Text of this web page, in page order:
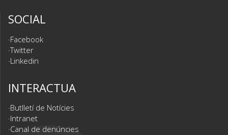
SOCIAL
Facebook
Twitter
Linkedin
INTERACTUA
Butlletí de Notícies
Intranet
Canal de denúncies